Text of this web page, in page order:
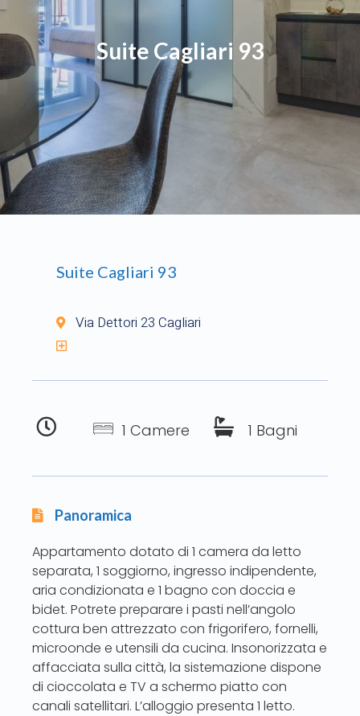
Suite Cagliari 93
Suite Cagliari 93
Via Dettori 23 Cagliari
1 Camere 1 Bagni
Panoramica
Appartamento dotato di 1 camera da letto
separata, 1 soggiorno, ingresso indipendente,
aria condizionata e 1 bagno con doccia e
bidet. Potrete preparare i pasti nell’angolo
cottura ben attrezzato con frigorifero, fornelli,
microonde e utensili da cucina. Insonorizzata e
affacciata sulla città, la sistemazione dispone
di cioccolata e TV a schermo piatto con
canali satellitari. L’alloggio presenta 1 letto.